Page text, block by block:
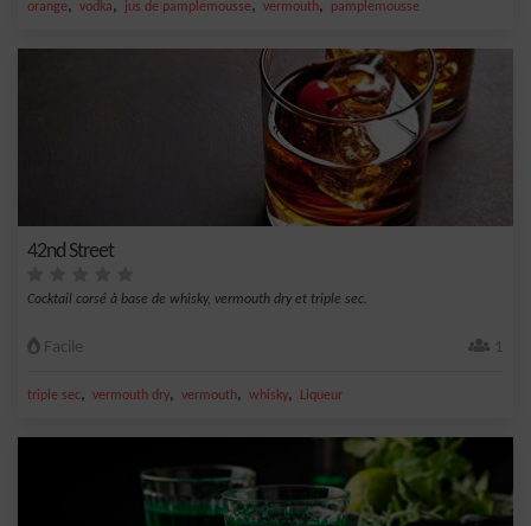
orange, vodka, jus de pamplemousse, vermouth, pamplemousse
42nd Street
Cocktail corsé à base de whisky, vermouth dry et triple sec.
Facile 1
triple sec, vermouth dry, vermouth, whisky, Liqueur